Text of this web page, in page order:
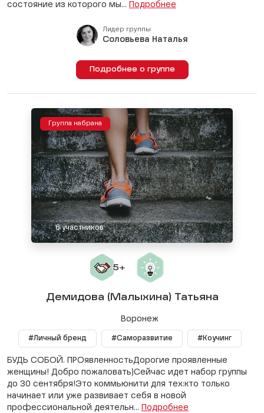
состояние из которого мы... Подробнее
Лидер группы
Соловьева Наталья
Подробнее о группе
Группа набрана
6 участников
Демидова (Малыхина) Татьяна
Воронеж
#Личный бренд #Саморазвитие #Коучинг
БУДЬ СОБОЙ. ПРОявленностьДорогие проявленные
женщины! Добро пожаловать)Сейчас идет набор группы
до 30 сентября!Это коммьюнити для тех:кто только
начинает или уже развивает себя в новой
профессиональной деятельн... Подробнее